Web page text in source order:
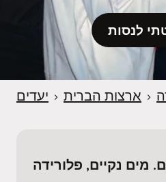
יעדים › ארצות הברית ›
מים נקיים, פלורידה